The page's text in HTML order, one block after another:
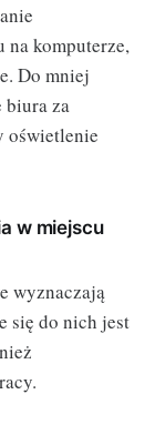
na komputerze,
Do mniej
biura za
oświetlenie
w miejscu
wyznaczają
się do nich jest